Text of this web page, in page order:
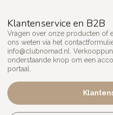
Klantenservice en B2B
Vragen over onze producten of
ons weten via het
info@clubnomad.nl
.
onderstaande knop om een
portaal.